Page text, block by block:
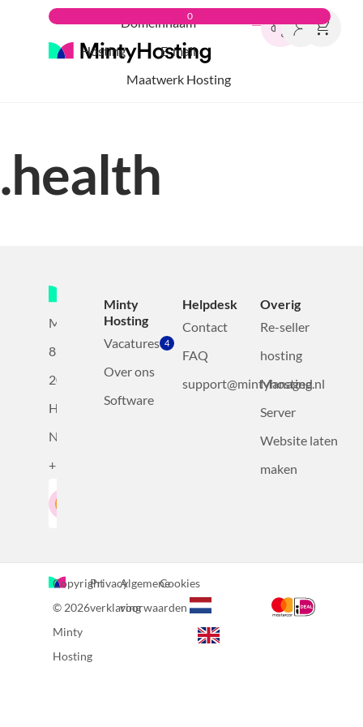
Domeinnaam
Hosting
E-mail
Maatwerk Hosting
0
.health
Mollerusweg
82
2031BZ
Haarlem,
Nederland
+31232305815
Minty
Hosting
Vacatures 4
Over ons
Software
Helpdesk
Contact
FAQ
support@mintyhosting.nl
Overig
Re-seller
hosting
Managed
Server
Website laten
maken
Copyright
© 2026
Minty
Hosting
Privacy
verklaring
Algemene
voorwaarden
Cookies